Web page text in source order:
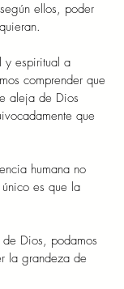
ellos, poder
y espiritual a
comprender que
aleja de Dios
que
humana no
es que la
Dios, podamos
la grandeza de